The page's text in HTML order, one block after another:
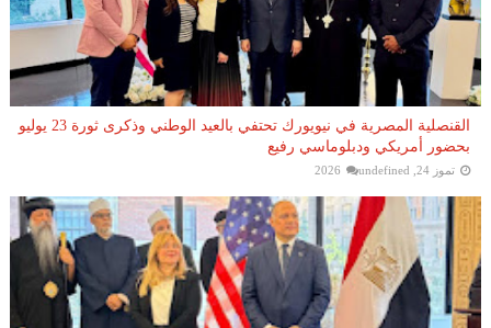
القنصلية المصرية في نيويورك تحتفي بالعيد الوطني وذكرى ثورة 23 يوليو
بحضور أمريكي ودبلوماسي رفيع
تموز 24, 2026 undefined